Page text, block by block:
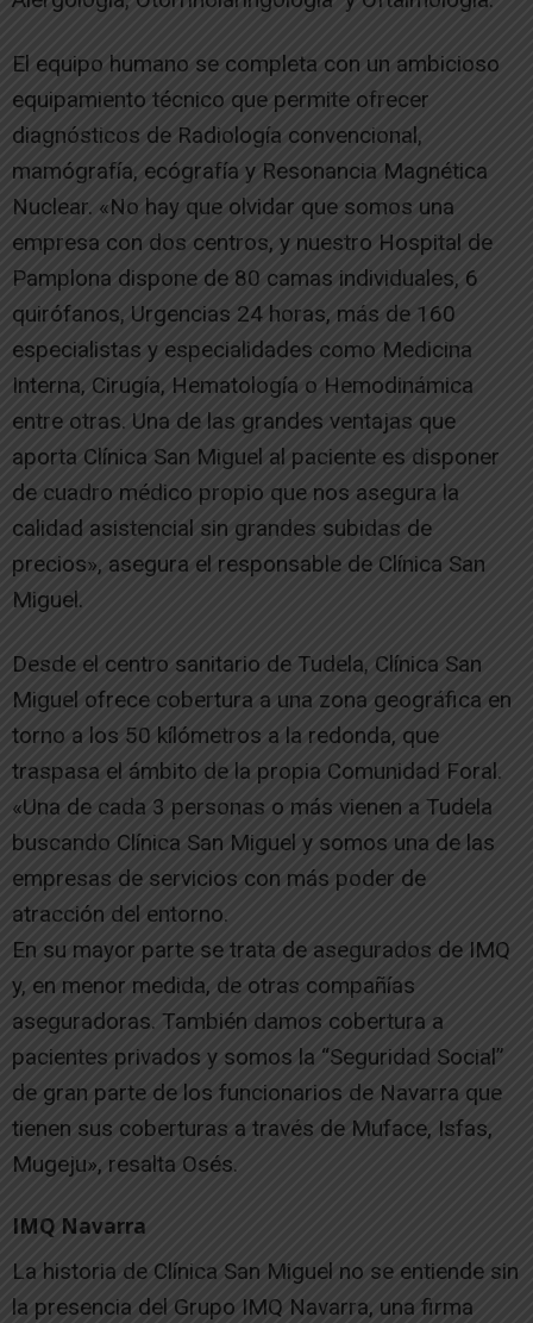
El equipo humano se completa con un ambicioso
equipamiento técnico que permite ofrecer
diagnósticos de Radiología convencional,
mamógrafía, ecógrafía y Resonancia Magnética
Nuclear. «No hay que olvidar que somos una
empresa con dos centros, y nuestro Hospital de
Pamplona dispone de 80 camas individuales, 6
quirófanos, Urgencias 24 horas, más de 160
especialistas y especialidades como Medicina
Interna, Cirugía, Hematología o Hemodinámica
entre otras. Una de las grandes ventajas que
aporta Clínica San Miguel al paciente es disponer
de cuadro médico propio que nos asegura la
calidad asistencial sin grandes subidas de
precios», asegura el responsable de Clínica San
Miguel.
Desde el centro sanitario de Tudela, Clínica San
Miguel ofrece cobertura a una zona geográfica en
torno a los 50 kílómetros a la redonda, que
traspasa el ámbito de la propia Comunidad Foral.
«Una de cada 3 personas o más vienen a Tudela
buscando Clínica San Miguel y somos una de las
empresas de servicios con más poder de
atracción del entorno.
En su mayor parte se trata de asegurados de IMQ
y, en menor medida, de otras compañías
aseguradoras. También damos cobertura a
pacientes privados y somos la “Seguridad Social”
de gran parte de los funcionarios de Navarra que
tienen sus coberturas a través de Muface, Isfas,
Mugeju», resalta Osés.
IMQ Navarra
La historia de Clínica San Miguel no se entiende sin
la presencia del Grupo IMQ Navarra, una firma